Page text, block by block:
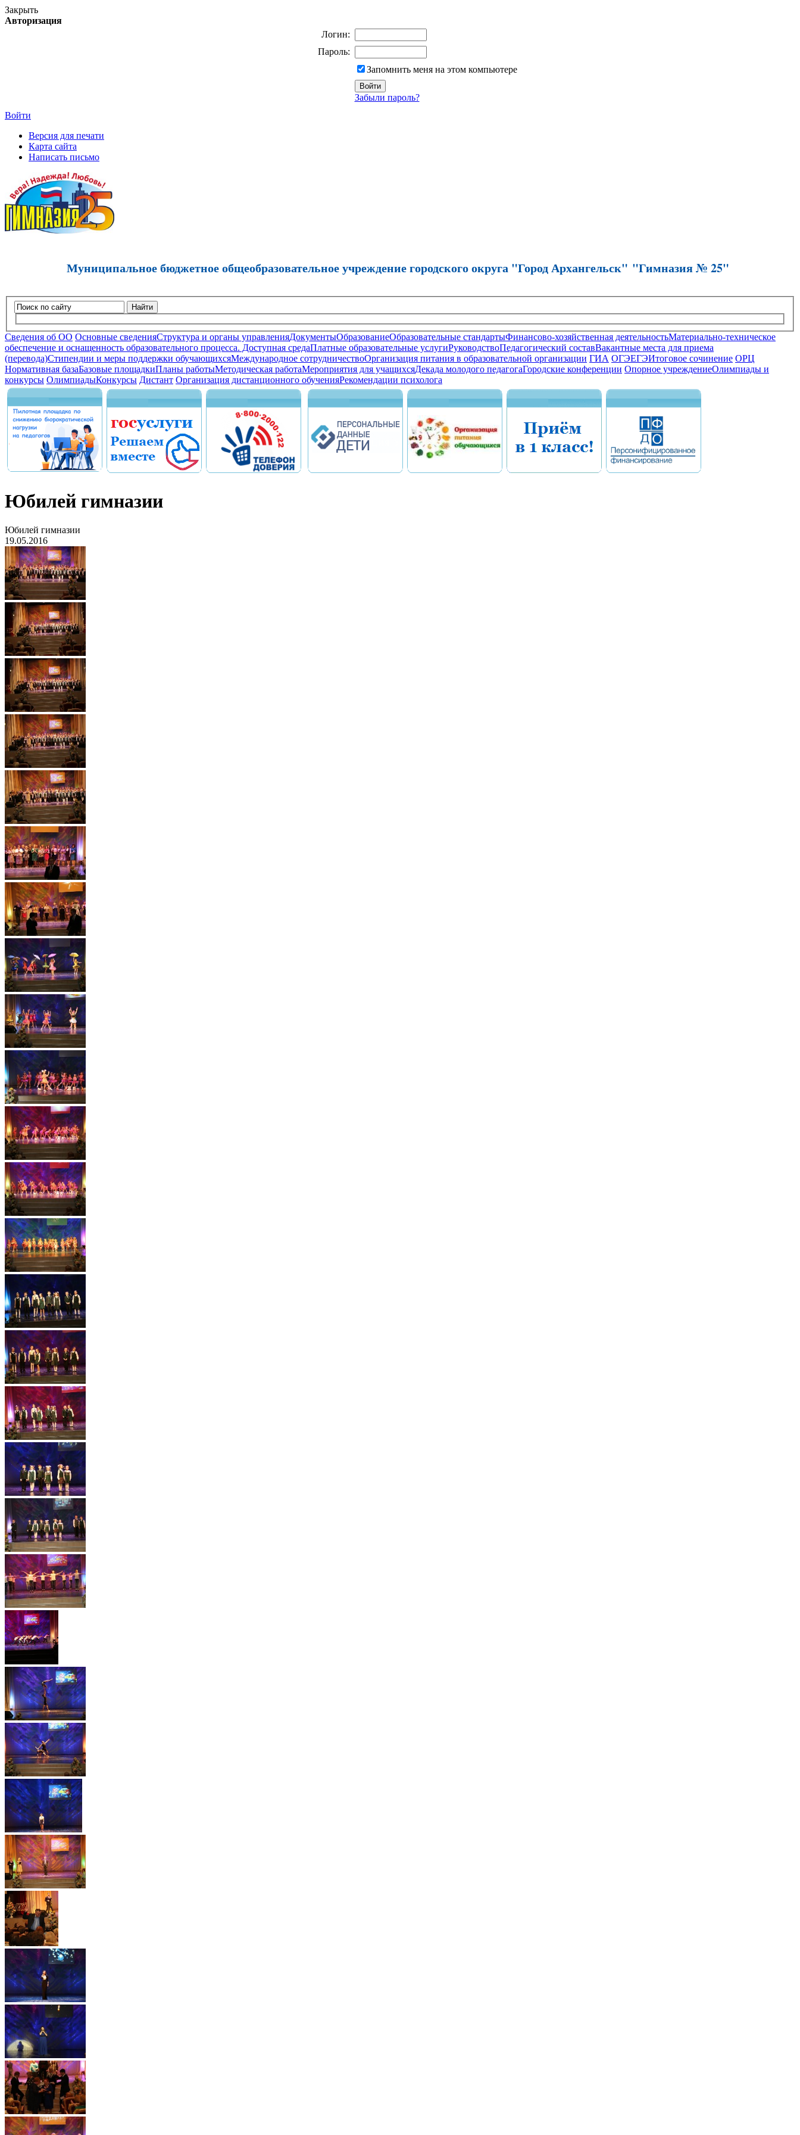
Закрыть
Авторизация
Логин:
Пароль:
Запомнить меня на этом компьютере
Забыли пароль?
Войти
Версия для печати
Карта сайта
Написать письмо
Муниципальное бюджетное общеобразовательное учреждение городского округа "Город Архангельск" "Гимназия № 25"
Найти
Сведения об ОО Основные сведенияСтруктура и органы управленияДокументыОбразованиеОбразовательные стандартыФинансово-хозяйственная деятельностьМатериально-техническое
обеспечение и оснащенность образовательного процесса. Доступная средаПлатные образовательные услугиРуководствоПедагогический составВакантные места для приема
(перевода)Стипендии и меры поддержки обучающихсяМеждународное сотрудничествоОрганизация питания в образовательной организации ГИА ОГЭЕГЭИтоговое сочинение ОРЦ
Нормативная базаБазовые площадкиПланы работыМетодическая работаМероприятия для учащихсяДекада молодого педагогаГородские конференции Опорное учреждениеОлимпиады и
конкурсы ОлимпиадыКонкурсы Дистант Организация дистанционного обученияРекомендации психолога
Юбилей гимназии
Юбилей гимназии
19.05.2016